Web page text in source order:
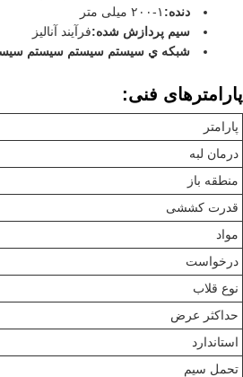
دنده: ۱-۲۰۰ میلی متر
سیم پردازش شده:فرآیند آنالیز
شبكه ي سيستم سيستم سيستم
پارامترهای فنی:
پارامتر
درمان لبه
منطقه باز
قدرت کششی
مواد
درخواست
نوع قلاب
حداکثر عرض
استاندارد
تحمل سیم